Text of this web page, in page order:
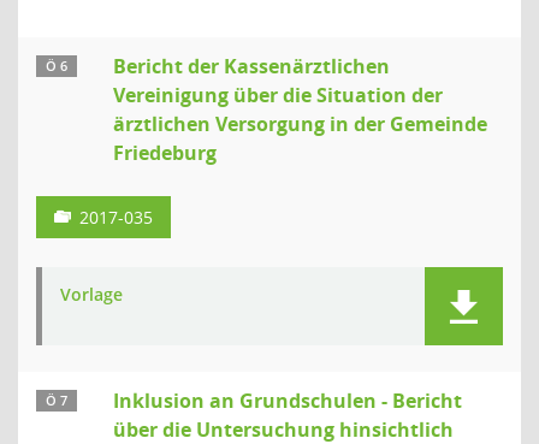
Ö 6
Bericht der Kassenärztlichen
Vereinigung über die Situation der
ärztlichen Versorgung in der Gemeinde
Friedeburg
2017-035
Vorlage
Ö 7
Inklusion an Grundschulen - Bericht
über die Untersuchung hinsichtlich